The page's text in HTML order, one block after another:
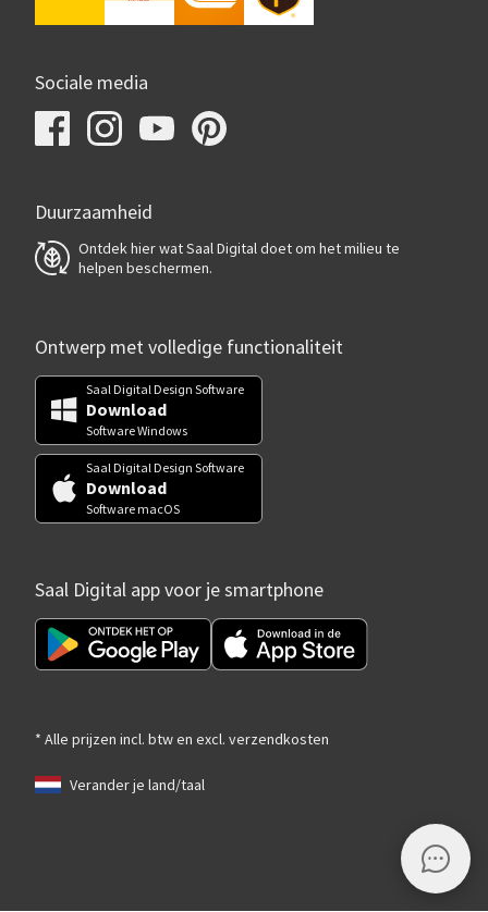
Sociale media
Duurzaamheid
Ontdek hier wat Saal Digital doet om het milieu te
helpen beschermen.
Ontwerp met volledige functionaliteit
Saal Digital Design Software
Download
Software Windows
Saal Digital Design Software
Download
Software macOS
Saal Digital app voor je smartphone
* Alle prijzen incl. btw en excl. verzendkosten
Verander je land/taal